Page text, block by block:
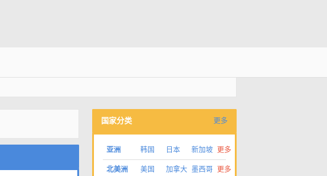
国家分类 更多
亚洲 韩国 日本 新加坡 更多
北美洲
美国 加拿大 墨西哥 更多